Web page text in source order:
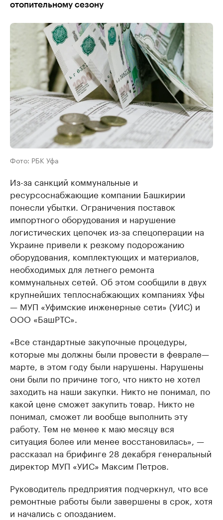
отопительному сезону
Фото: РБК Уфа
Из-за санкций коммунальные и
ресурсоснабжающие компании Башкирии
понесли убытки. Ограничения поставок
импортного оборудования и нарушение
логистических цепочек из-за спецоперации на
Украине привели к резкому подорожанию
оборудования, комплектующих и материалов,
необходимых для летнего ремонта
коммунальных сетей. Об этом сообщили в двух
крупнейших теплоснабжающих компаниях Уфы
— МУП «Уфимские инженерные сети» (УИС) и
ООО «БашРТС».
«Все стандартные закупочные процедуры,
которые мы должны были провести в феврале—
марте, в этом году были нарушены. Нарушены
они были по причине того, что никто не хотел
заходить на наши закупки. Никто не понимал, по
какой цене сможет закупить товар. Никто не
понимал, сможет ли вообще выполнить эту
работу. Тем не менее к маю месяцу вся
ситуация более или менее восстановилась», —
рассказал на брифинге 28 декабря генеральный
директор МУП «УИС» Максим Петров.
Руководитель предприятия подчеркнул, что все
ремонтные работы были завершены в срок, хотя
и начались с опозданием.